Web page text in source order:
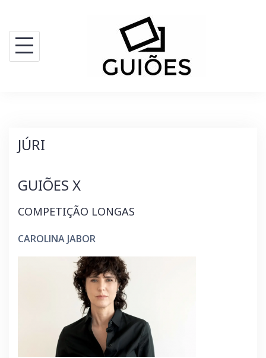
content
JÚRI
GUIÕES X
COMPETIÇÃO LONGAS
CAROLINA JABOR